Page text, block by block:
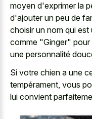
moyen d'exprimer la
d'ajouter un peu de
choisir un nom qui
comme "Ginger"
une personnalité
Si votre chien a une
tempérament, vous
lui convient